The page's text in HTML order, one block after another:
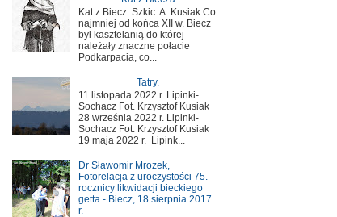
Kat z Biecz. Szkic: A. Kusiak Co
najmniej od końca XII w. Biecz
był kasztelanią do której
należały znaczne połacie
Podkarpacia, co...
Tatry.
11 listopada 2022 r. Lipinki-
Sochacz Fot. Krzysztof Kusiak
28 września 2022 r. Lipinki-
Sochacz Fot. Krzysztof Kusiak
19 maja 2022 r. Lipink...
Dr Sławomir Mrozek,
Fotorelacja z uroczystości 75.
rocznicy likwidacji bieckiego
getta - Biecz, 18 sierpnia 2017
r.